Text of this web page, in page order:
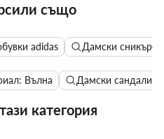
също
adidas Дамски сникърси
Вълна Дамски сандали
категория